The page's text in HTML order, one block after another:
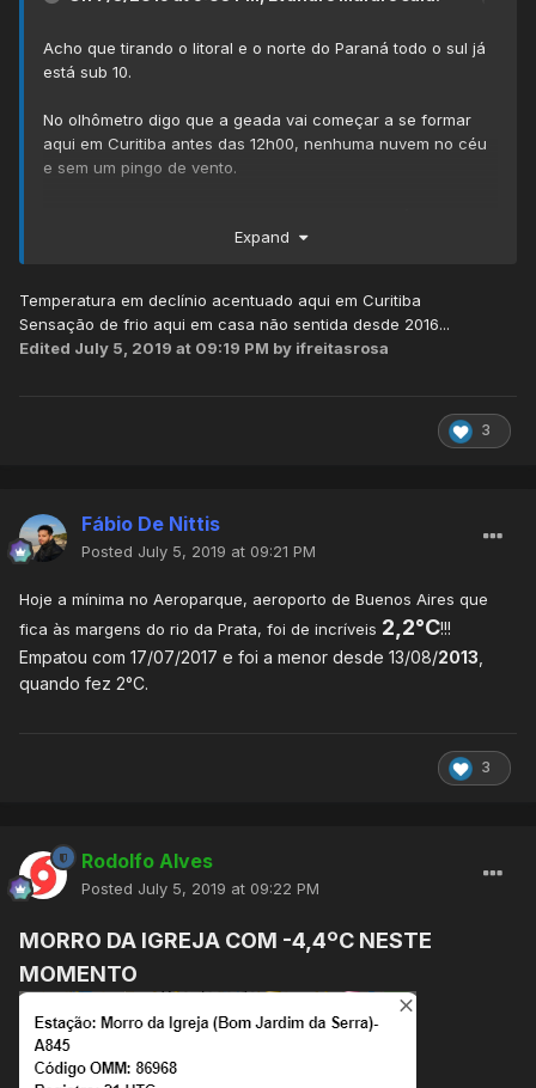
Acho que tirando o litoral e o norte do Paraná todo o sul já
está sub 10.
No olhômetro digo que a geada vai começar a se formar
aqui em Curitiba antes das 12h00, nenhuma nuvem no céu
e sem um pingo de vento.
Expand
Temperatura em declínio acentuado aqui em Curitiba
Sensação de frio aqui em casa não sentida desde 2016...
Edited July 5, 2019 at 09:19 PM by ifreitasrosa
3
Fábio De Nittis
Posted July 5, 2019 at 09:21 PM
Hoje a mínima no Aeroparque, aeroporto de Buenos Aires que
fica às margens do rio da Prata, foi de incríveis 2,2°C!!!
Empatou com 17/07/2017 e foi a menor desde 13/08/2013
quando fez 2°C.
3
Rodolfo Alves
Posted July 5, 2019 at 09:22 PM
MORRO DA IGREJA COM -4,4ºC NESTE
MOMENTO